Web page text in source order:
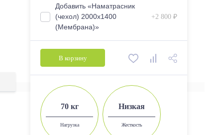
2000*1600
2000*1800
Добавить «Наматрасник
(чехол) 2000х1400
(Мембрана)»
+2 800 ₽
В корзину
70 кг
Нагрузка
Низкая
Жесткость